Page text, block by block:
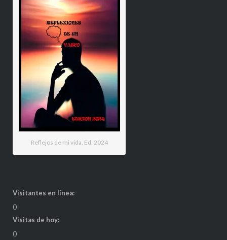
Reflejos de mi vida. Ed. 2024
Visitantes en línea:
0
Visitas de hoy:
0